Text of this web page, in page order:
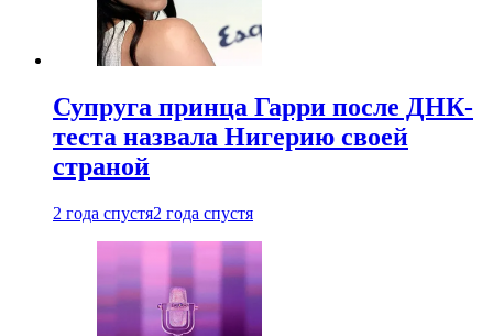
Супруга принца Гарри после ДНК-
теста назвала Нигерию своей
страной
2 года спустя2 года спустя